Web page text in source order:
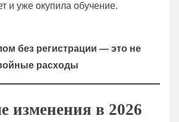
и уже окупила обучение.
без регистрации — это не
расходы
изменения в 2026